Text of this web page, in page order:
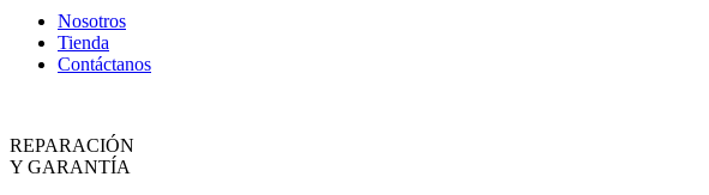
Nosotros
Tienda
Contáctanos
REPARACIÓN
Y GARANTÍA